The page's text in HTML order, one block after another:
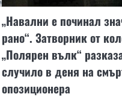
„Навални е починал
рано“. Затворник от
„Полярен вълк“
случило в деня на
опозиционера